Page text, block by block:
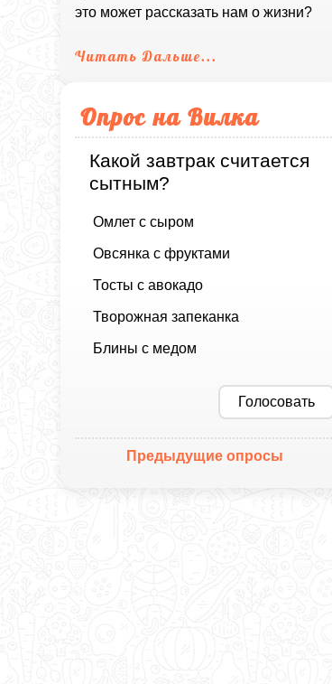
это может рассказать нам о жизни?
Читать Дальше...
Опрос на Вилка
Какой завтрак считается
сытным?
Омлет с сыром
Овсянка с фруктами
Тосты с авокадо
Творожная запеканка
Блины с медом
Голосовать
Предыдущие опросы